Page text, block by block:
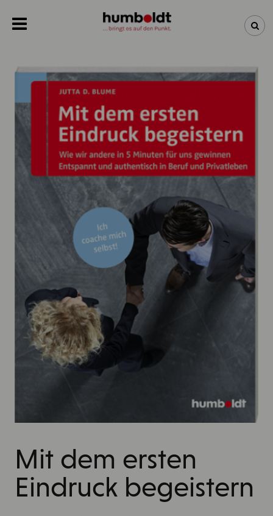
NEUHEITEN
BÜCHER
ÜBER UNS
Mit dem ersten
Eindruck begeistern